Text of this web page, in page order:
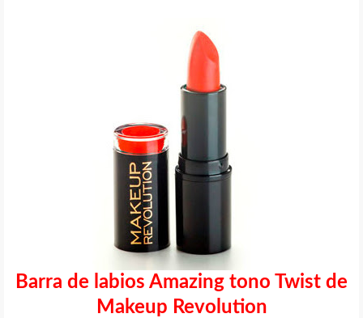
Barra de labios Amazing tono Twist de
Makeup Revolution